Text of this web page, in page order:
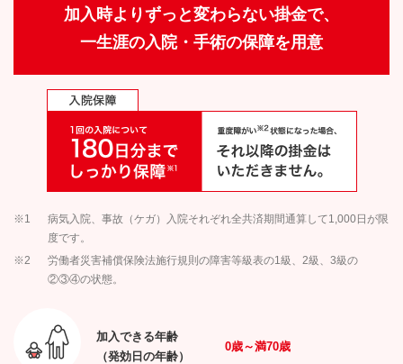
加入時よりずっと変わらない掛金で、
一生涯の入院・手術の保障を用意
※1
病気入院、事故（ケガ）入院それぞれ全共済期間通算して1,000日が限
度です。
※2
労働者災害補償保険法施行規則の障害等級表の1級、2級、3級の
②③④の状態。
加入できる年齢
（発効日の年齢）
0歳～満70歳